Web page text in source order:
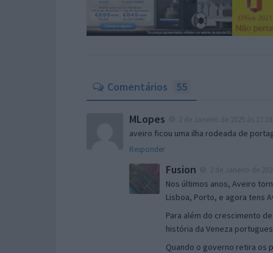
Comentários 55
MLopes
aveiro ficou uma ilha rodeada de
Responder
Fusion
Nos últimos anos, Aveiro
Lisboa, Porto, e agora tens
Para além do crescimento
história da Veneza
Quando o governo retira os